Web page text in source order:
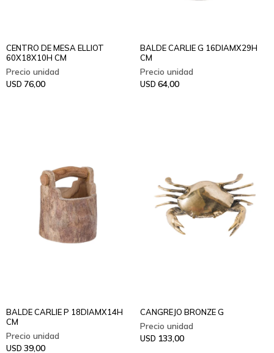
CENTRO DE MESA ELLIOT
60X18X10H CM
USD 76,00
BALDE CARLIE G 16DIAMX29H
CM
USD 64,00
BALDE CARLIE P 18DIAMX14H
CM
USD 39,00
CANGREJO BRONZE G
USD 133,00